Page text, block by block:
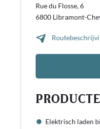
Rue du Flosse, 6
6800 Libramont-
Elektrisch laden